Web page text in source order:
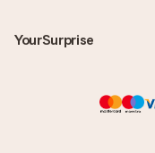
YourSurprise